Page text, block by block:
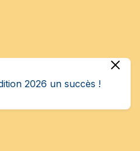
2026 un succès !